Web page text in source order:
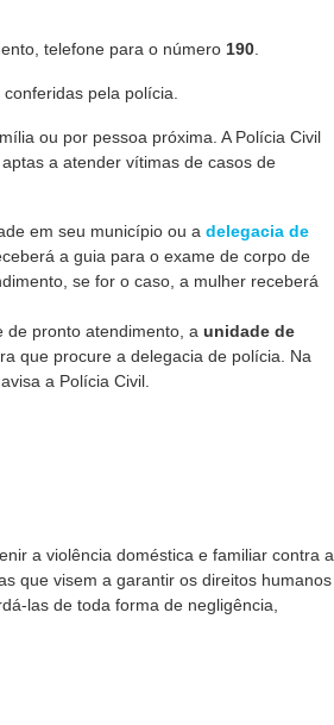
telefone para o número 190
conferidas pela polícia.
ou por pessoa próxima. A Polícia Civil
a atender vítimas de casos de
em seu município ou a delegacia de
a guia para o exame de corpo de
se for o caso, a mulher receberá
de pronto atendimento, a unidade de
que procure a delegacia de polícia. Na
a Polícia Civil.
a violência doméstica e familiar contra a
que visem a garantir os direitos humanos
las de toda forma de negligência,